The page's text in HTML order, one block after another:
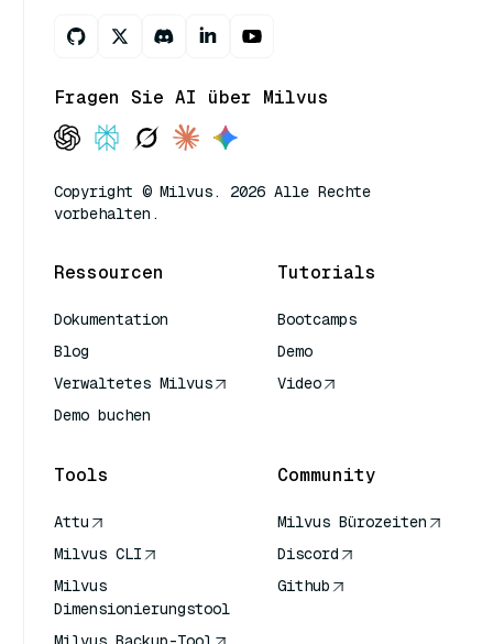
Fragen Sie AI über Milvus
Copyright © Milvus. 2026 Alle Rechte
vorbehalten.
Ressourcen
Dokumentation
Blog
Verwaltetes Milvus
Demo buchen
Tutorials
Bootcamps
Demo
Video
Tools
Attu
Milvus CLI
Milvus
Dimensionierungstool
Community
Milvus Bürozeiten
Discord
Github